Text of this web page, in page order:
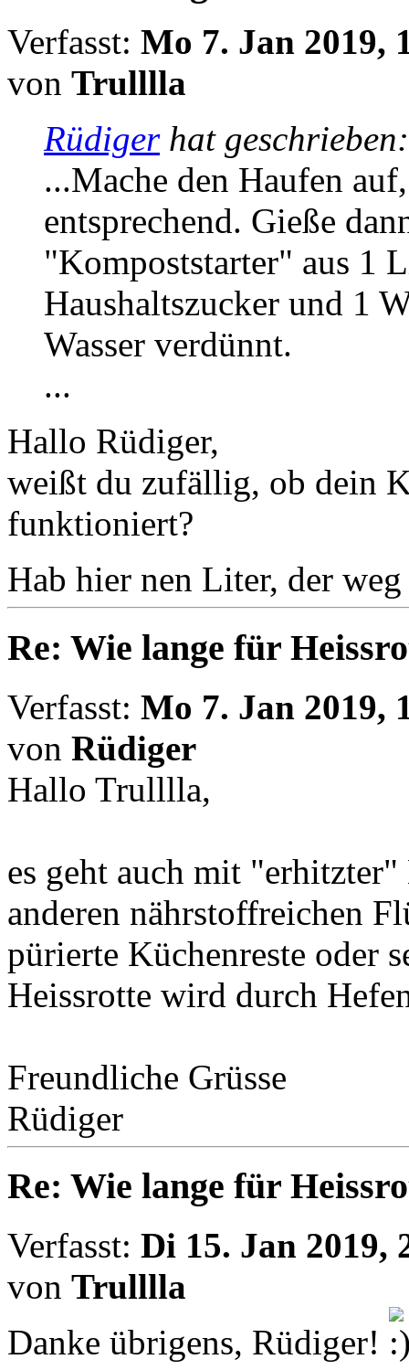
Verfasst: Mo 7. Jan 2019,
von Trulllla
Rüdigerhat
...Mache den Haufen
entsprechend. Gieße
"Kompoststarter" aus 1
Haushaltszucker und 1
Wasser verdünnt.
...
Hallo Rüdiger,
weißt du zufällig, ob dein
funktioniert?
Hab hier nen Liter, der
Re: Wie lange für
Verfasst: Mo 7. Jan 2019,
von Rüdiger
Hallo Trulllla,
es geht auch mit
anderen nährstoffreichen
pürierte Küchenreste oder
Heissrotte wird durch
Freundliche Grüsse
Rüdiger
Re: Wie lange für
Verfasst: Di 15. Jan 2019,
von Trulllla
Danke übrigens, Rüdiger!